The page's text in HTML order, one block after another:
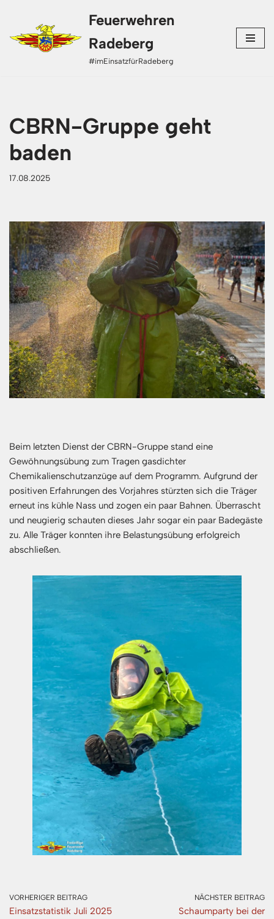
Zum
Inhalt
Feuerwehren
Radeberg
#imEinsatzfürRadeberg
CBRN-Gruppe geht
baden
17.08.2025
Beim letzten Dienst der CBRN-Gruppe stand eine
Gewöhnungsübung zum Tragen gasdichter
Chemikalienschutzanzüge auf dem Programm. Aufgrund der
positiven Erfahrungen des Vorjahres stürzten sich die Träger
erneut ins kühle Nass und zogen ein paar Bahnen. Überrascht
und neugierig schauten dieses Jahr sogar ein paar Badegäste
zu. Alle Träger konnten ihre Belastungsübung erfolgreich
abschließen.
VORHERIGER BEITRAG
Einsatzstatistik Juli 2025
NÄCHSTER BEITRAG
Schaumparty bei der